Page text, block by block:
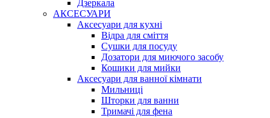
Дзеркала
АКСЕСУАРИ
Аксесуари для кухні
Відра для сміття
Сушки для посуду
Дозатори для миючого засобу
Кошики для мийки
Аксесуари для ванної кімнати
Мильниці
Шторки для ванни
Тримачі для фена